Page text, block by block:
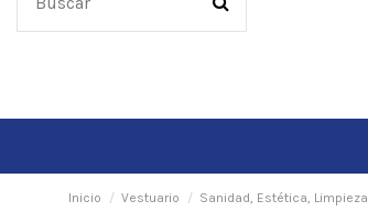
Inicio Vestuario Sanidad, Estética, Limpieza